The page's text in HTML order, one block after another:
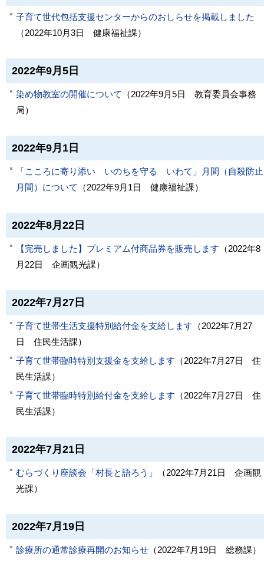
子育て世代包括支援センターからのおしらせを掲載しました
（2022年10月3日 健康福祉課）
2022年9月5日
染め物教室の開催について （2022年9月5日
教育委員会事務
局）
2022年9月1日
「こころに寄り添い いのちを守る いわて」月間（自殺防止
月間）について
（2022年9月1日 健康福祉課）
2022年8月22日
【完売しました】プレミアム付商品券を販売します （2022年8
月22日
企画観光課）
2022年7月27日
子育て世帯生活支援特別給付金を支給します （2022年7月27
日
住民生活課）
子育て世帯臨時特別支援金を支給します （2022年7月27日
住
民生活課）
子育て世帯臨時特別給付金を支給します （2022年7月27日
住
民生活課）
2022年7月21日
むらづくり座談会「村長と語ろう」 （2022年7月21日
企画観
光課）
2022年7月19日
診療所の通常診療再開のお知らせ （2022年7月19日 総務課）